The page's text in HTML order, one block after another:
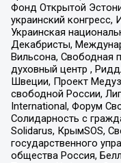
Фонд Открытой
украинский
Украинская
Декабристы,
Вильсона, Свободная
духовный центр ,
Швеции, Проект
свободной России,
International, Форум
Солидарность с
Solidarus, КрымSOS,
государственного
общества Россия,